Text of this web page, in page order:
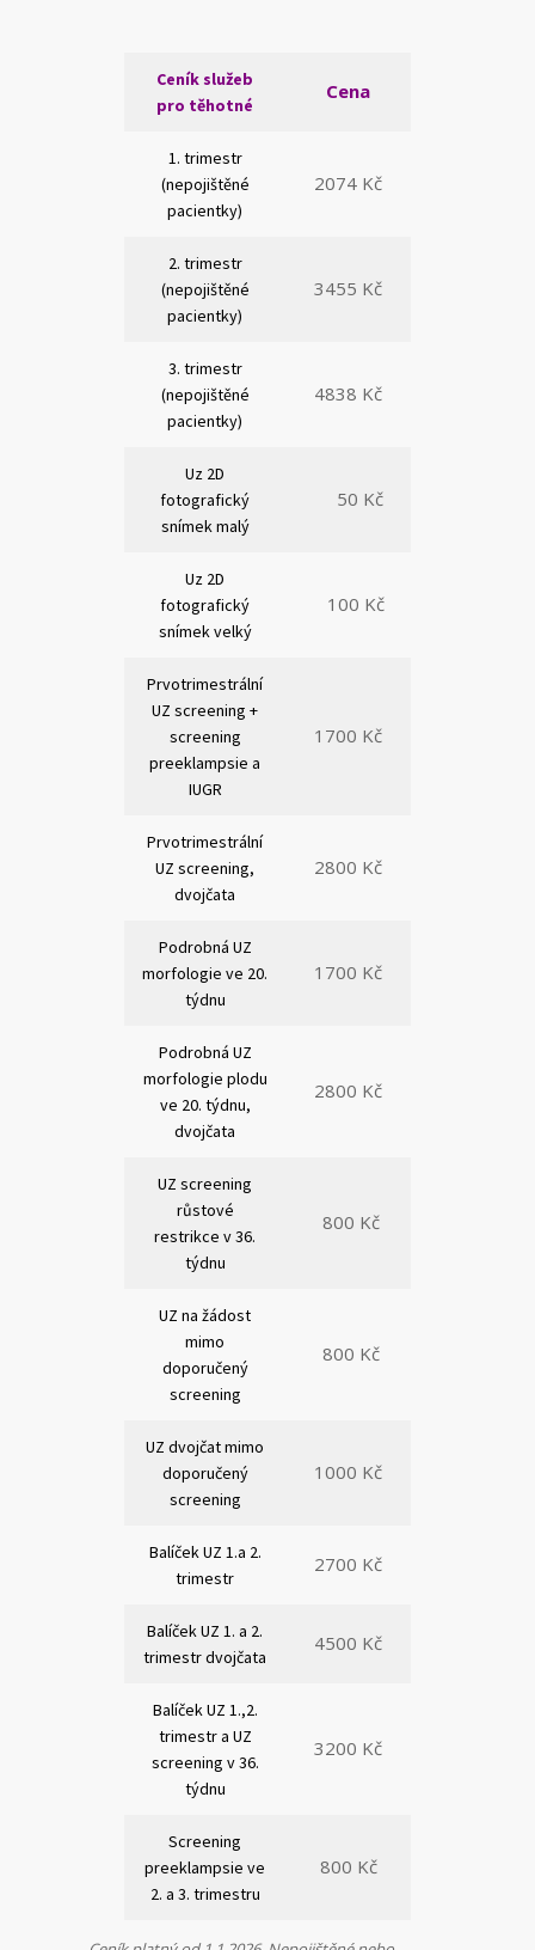
Ceník služeb
pro těhotné
Cena
1. trimestr
(nepojištěné
pacientky)
2074 Kč
2. trimestr
(nepojištěné
pacientky)
3455 Kč
3. trimestr
(nepojištěné
pacientky)
4838 Kč
Uz 2D
fotografický
snímek malý
50 Kč
Uz 2D
fotografický
snímek velký
100 Kč
Prvotrimestrální
UZ screening +
screening
preeklampsie a
IUGR
1700 Kč
Prvotrimestrální
UZ screening,
dvojčata
2800 Kč
Podrobná UZ
morfologie ve 20.
týdnu
1700 Kč
Podrobná UZ
morfologie plodu
ve 20. týdnu,
dvojčata
2800 Kč
UZ screening
růstové
restrikce v 36.
týdnu
800 Kč
UZ na žádost
mimo
doporučený
screening
800 Kč
UZ dvojčat mimo
doporučený
screening
1000 Kč
Balíček UZ 1.a 2.
trimestr
2700 Kč
Balíček UZ 1. a 2.
trimestr dvojčata
4500 Kč
Balíček UZ 1.,2.
trimestr a UZ
screening v 36.
týdnu
3200 Kč
Screening
preeklampsie ve
2. a 3. trimestru
800 Kč